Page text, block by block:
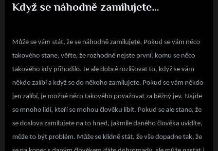
Když se náhodně zamilujete…
Může se vám stát, že se náhodně zamilujete. Pokud se vám něco
takového stane, věřte, že rozhodně nejste první, komu se něco
takového kdy přihodilo. Je ale dobré rozlišovat to, když se vám
někdo zalíbí a když se do někoho zamilujete. Pokud se vám někdo
jen zalíbí, je možné něco takového považovat za běžný jev. Najde
se mnoho lidí, kteří se mohou člověku líbit. Pokud se ale stane, že
se doslova zamilujete na to hned, jakmile daného člověka uvidíte,
může to být problém. Může se klidně stát, že vše dopadne tak, že